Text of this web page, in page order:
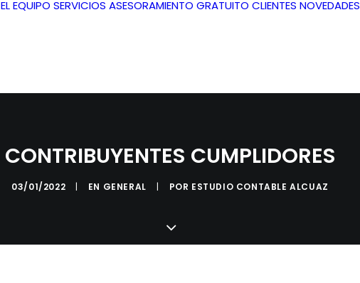
EL EQUIPO SERVICIOS ASESORAMIENTO GRATUITO CLIENTES NOVEDADES
CONTRIBUYENTES CUMPLIDORES
03/01/2022 | EN GENERAL | POR ESTUDIO CONTABLE ALCUAZ